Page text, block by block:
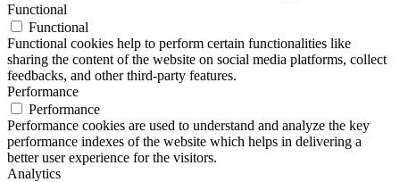
Functional
Functional
Functional cookies help to perform certain functionalities like
sharing the content of the website on social media platforms, collect
feedbacks, and other third-party features.
Performance
Performance
Performance cookies are used to understand and analyze the key
performance indexes of the website which helps in delivering a
better user experience for the visitors.
Analytics